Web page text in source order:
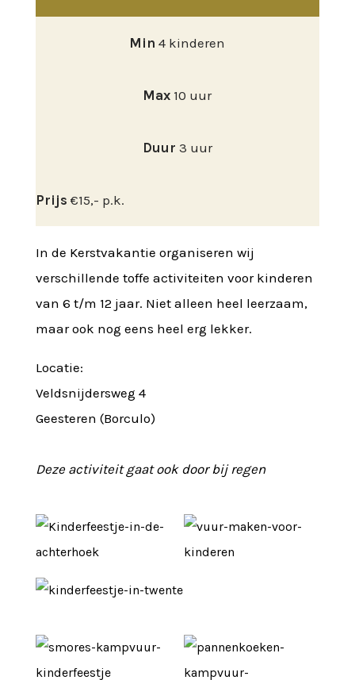
Min4 kinderen
Max 10 uur
Duur 3 uur
Prijs €15,- p.k.
In de Kerstvakantie organiseren wij
verschillende toffe activiteiten voor kinderen
van 6 t/m 12 jaar. Niet alleen heel leerzaam,
maar ook nog eens heel erg lekker.
Locatie:
Veldsnijdersweg 4
Geesteren (Borculo)
Deze activiteit gaat ook door bij regen